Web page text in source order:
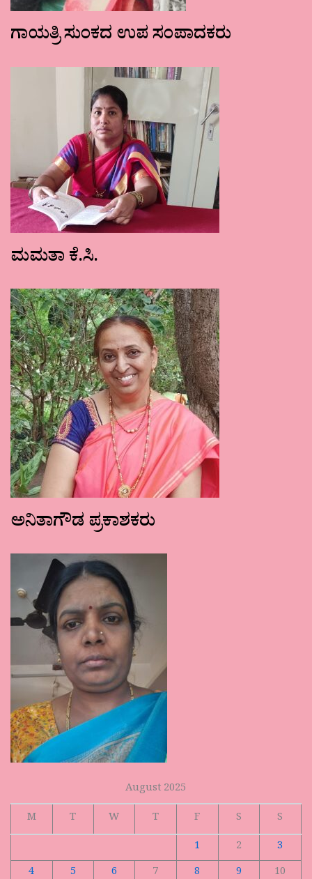
ಗಾಯತ್ರಿ ಸುಂಕದ ಉಪ ಸಂಪಾದಕರು
ಮಮತಾ ಕೆ.ಸಿ.
ಅನಿತಾಗೌಡ ಪ್ರಕಾಶಕರು
August 2025
M
T W T F S
S
1
2
3
4
5 6 7 8 9
10